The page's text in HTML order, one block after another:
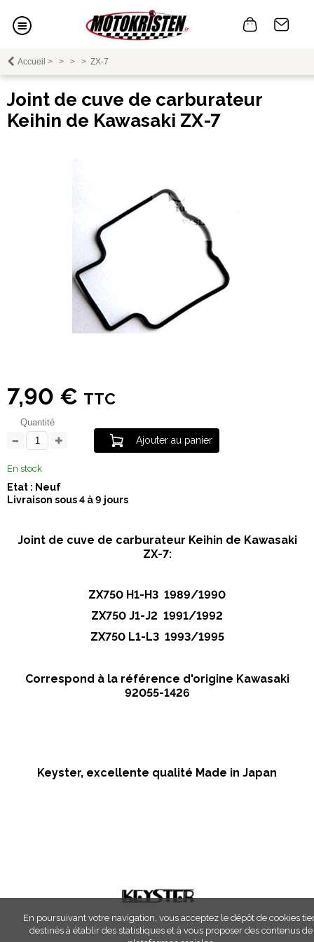
Accueil > > > > ZX-7
Joint de cuve de carburateur
Keihin de Kawasaki ZX-7
7,90 € TTC
Quantité
Ajouter au panier
En stock
Etat : Neuf
Livraison sous 4 à 9 jours
Joint de cuve de carburateur Keihin de Kawasaki
ZX-7:
ZX750 H1-H3 1989/1990
ZX750 J1-J2 1991/1992
ZX750 L1-L3 1993/1995
Correspond à la référence d'origine Kawasaki
92055-1426
Keyster, excellente qualité Made in Japan
En poursuivant votre navigation, vous acceptez le dépôt de cookies
destinés à établir des statistiques et à vous proposer des contenus de